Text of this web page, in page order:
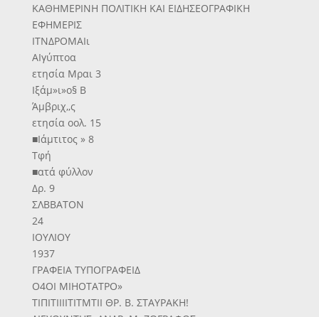
ΚΑΘΗΜΕΡΙΝΗ ΠΟΛΙΤΙΚΗ ΚΑΙ ΕΙΔΗΣΕΟΓΡΑΦΙΚΗ
ΕΦΗΜΕΡΙΣ
ΙΤΝΔΡΟΜΑΙι
ΑΙγύπτοα
ετησία Μραι 3
Ιξάμ»ι»ο§ Β
Άμβριχ,,ς
ετησία οολ. 15
■Ιάμτιτος » 8
Τφή
■ατά φύλλον
Δρ. 9
ΣΛΒΒΑΤΟΝ
24
ΙΟΥΛΙΟΥ
1937
ΓΡΑΦΕΙΑ ΤΥΠΟΓΡΑΦΕΙΔ
Ο4ΟΙ ΜΙΗΟΤΑΤΡΟ»
ΤΙΠΙΤΙΙΙΙΤΙΤΜΤΙΙ ΘΡ. Β. ΣΤΑΥΡΑΚΗ!